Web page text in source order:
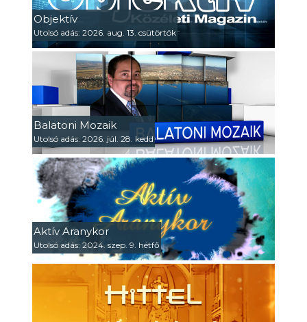
Objektív
Utolsó adás: 2026. aug. 13. csütörtök
Balatoni Mozaik
Utolsó adás: 2026. júl. 28. kedd
Aktív Aranykor
Utolsó adás: 2024. szep. 9. hétfő